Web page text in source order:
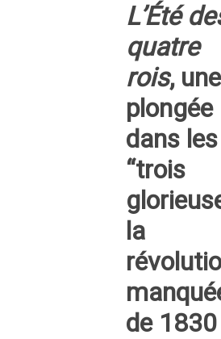
L’Été
quatre
rois, une
plongée
dans les
“trois
la
de 1830